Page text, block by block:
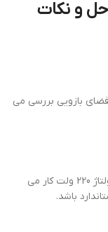
و نکات
بازویی بررسی می
جک بازویی پارکینگ نیاز به برق دارد و معمولاً با ولتاژ 220 ولت کار می
باشد.